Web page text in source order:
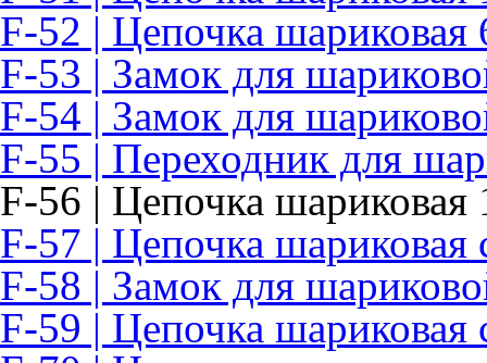
F-52 | Цепочка шариковая
F-53 | Замок для
F-54 | Замок для
F-55 | Переходник для
F-56 | Цепочка
F-57 | Цепочка шариковая
F-58 | Замок для
F-59 | Цепочка шариковая